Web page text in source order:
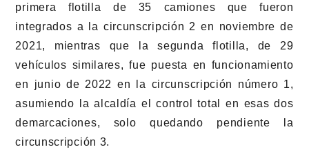
primera flotilla de 35 camiones que fueron
integrados a la circunscripción 2 en noviembre de
2021, mientras que la segunda flotilla, de 29
vehículos similares, fue puesta en funcionamiento
en junio de 2022 en la circunscripción número 1,
asumiendo la alcaldía el control total en esas dos
demarcaciones, solo quedando pendiente la
circunscripción 3.